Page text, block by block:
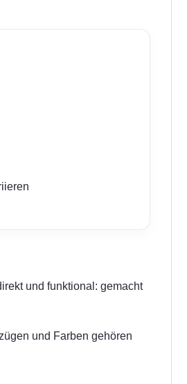
und funktional: gemacht
und Farben gehören